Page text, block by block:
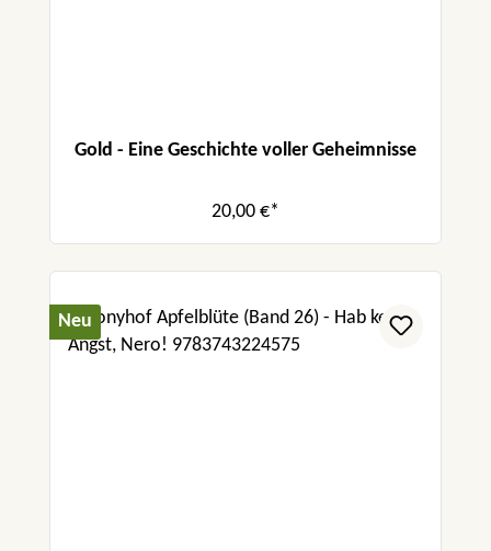
Gold - Eine Geschichte voller Geheimnisse
20,00 €*
Neu